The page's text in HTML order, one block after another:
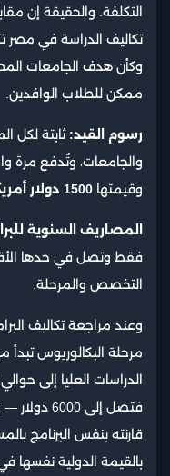
التكلفة. والحقيقة إن
تكاليف الدراسة في
وكأن هدف الجامعات
ممكن للطلاب الوافدين.
رسوم القيد: ثابتة لكل
والجامعات، وتُدفع مرة
وقيمتها 1500 دولار أمريكي
المصاريف السنوية
فقط وتصل في حدها
التخصص والمرحلة.
وعند مراجعة تكاليف
فتصل إلى
قارنته بنفس البرنامج
بالقيمة الدولية نفسها